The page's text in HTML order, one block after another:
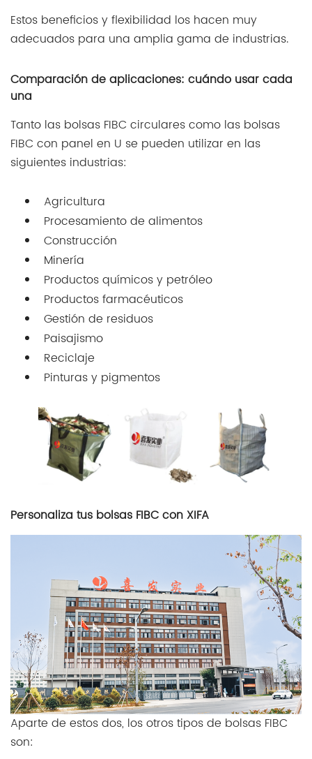
Estos beneficios y flexibilidad los hacen muy
adecuados para una amplia gama de industrias.
Comparación de aplicaciones: cuándo usar cada
una
Tanto las bolsas FIBC circulares como las bolsas
FIBC con panel en U se pueden utilizar en las
siguientes industrias:
Agricultura
Procesamiento de alimentos
Construcción
Minería
Productos químicos y petróleo
Productos farmacéuticos
Gestión de residuos
Paisajismo
Reciclaje
Pinturas y pigmentos
Personaliza tus bolsas FIBC con XIFA
Aparte de estos dos, los otros tipos de bolsas FIBC
son: